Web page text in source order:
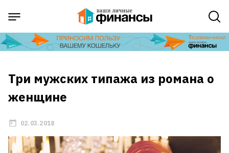
Три мужских типажа из романа о
женщине
02.03.2018